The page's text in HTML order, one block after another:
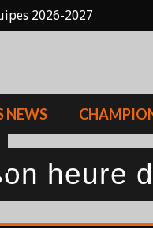
2026-2027
NEWS
heure